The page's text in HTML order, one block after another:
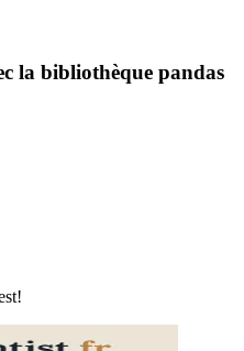
la bibliothèque pandas